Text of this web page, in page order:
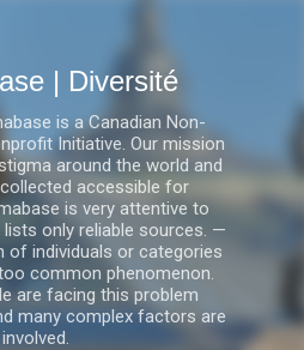
| Diversité
is a Canadian Non-
Initiative. Our mission
around the world and
accessible for
is very attentive to
only reliable sources. —
of individuals or categories
common phenomenon.
are facing this problem
many complex factors are
involved.